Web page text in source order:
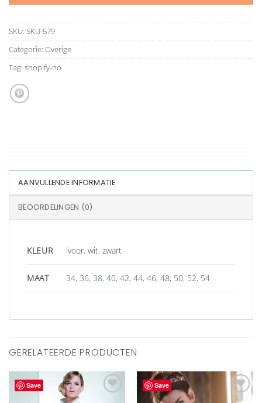
SKU: SKU-579
Categorie: Overige
Tag: shopify-no
AANVULLENDE INFORMATIE
BEOORDELINGEN (0)
KLEUR ivoor,wit,zwart
MAAT 34,36,38,40,42,44,46,48, 50, 52, 54
GERELATEERDE PRODUCTEN
Save
Save
Aan